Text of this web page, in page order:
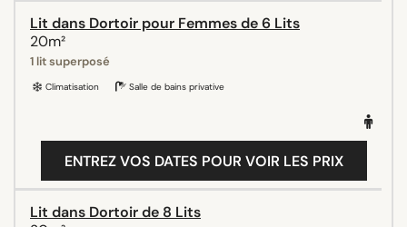
Lit dans Dortoir pour Femmes de 6 Lits
20m²
1 lit superposé
Climatisation Salle de bains privative
ENTREZ VOS DATES POUR VOIR LES PRIX
Lit dans Dortoir de 8 Lits